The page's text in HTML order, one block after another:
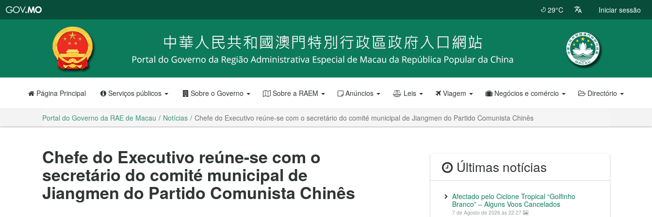
RAE
de
Macau
29°C Iniciar sessão
Página Principal Serviços públicos Sobre o Governo Sobre a RAEM Anúncios Leis Viagem Negócios e comércio Directório
Portal do Governo da RAE de Macau Notícias Chefe do Executivo reúne-se com o secretário do comité municipal de Jiangmen do Partido Comunista Chinês
Chefe do Executivo reúne-se com o
secretário do comité municipal de
Jiangmen do Partido Comunista Chinês
Últimas notícias
Afectado pelo Ciclone Tropical “Golfinho
Branco” – Alguns Voos Cancelados
7 de Agosto de 2026 às 22:27